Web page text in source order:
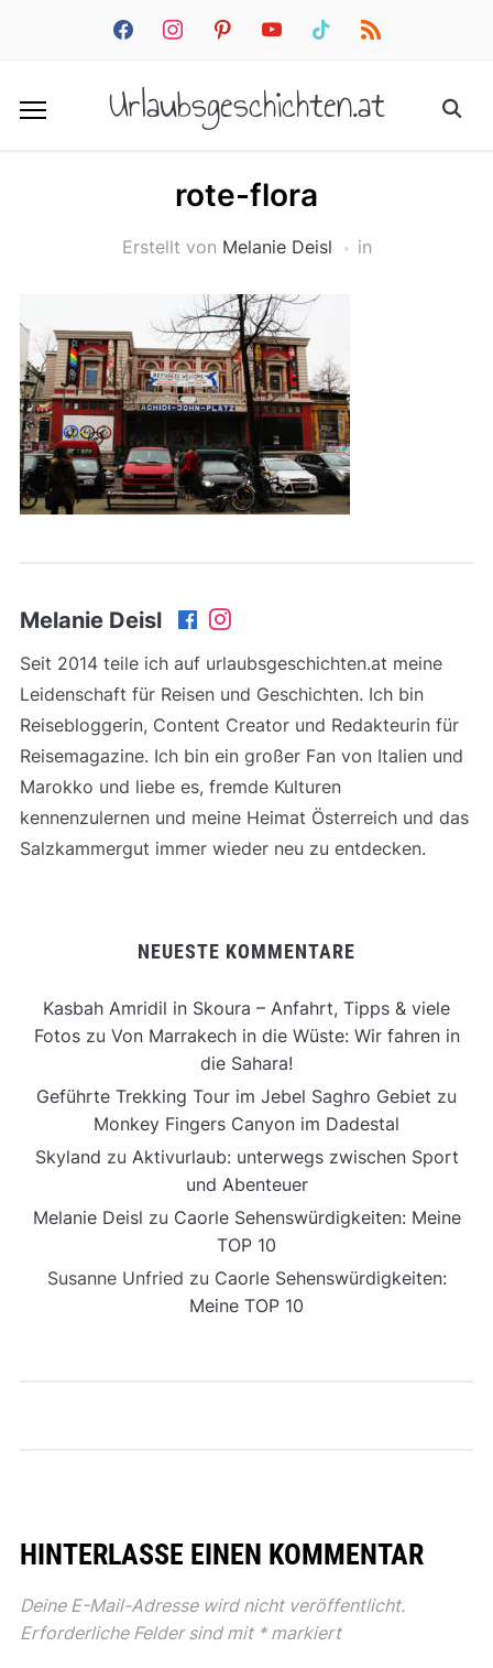
facebookinstagrampinterestyoutube tiktok rss
Urlaubsgeschichten.at
rote-flora
Erstellt von Melanie Deisl in
Melanie Deisl
Seit 2014 teile ich auf urlaubsgeschichten.at meine
Leidenschaft für Reisen und Geschichten. Ich bin
Reisebloggerin, Content Creator und Redakteurin für
Reisemagazine. Ich bin ein großer Fan von Italien und
Marokko und liebe es, fremde Kulturen
kennenzulernen und meine Heimat Österreich und das
Salzkammergut immer wieder neu zu entdecken.
NEUESTE KOMMENTARE
Kasbah Amridil in Skoura – Anfahrt, Tipps & viele
Fotoszu Von Marrakech in die Wüste: Wir fahren in
die Sahara!
Geführte Trekking Tour im Jebel Saghro Gebiet zu
Monkey Fingers Canyon im Dadestal
Skyland zu Aktivurlaub: unterwegs zwischen Sport
und Abenteuer
Melanie Deisl zu Caorle Sehenswürdigkeiten: Meine
TOP 10
Susanne Unfried zu Caorle Sehenswürdigkeiten:
Meine TOP 10
HINTERLASSE EINEN KOMMENTAR
Deine E-Mail-Adresse wird nicht veröffentlicht.
Erforderliche Felder sind mit *markiert